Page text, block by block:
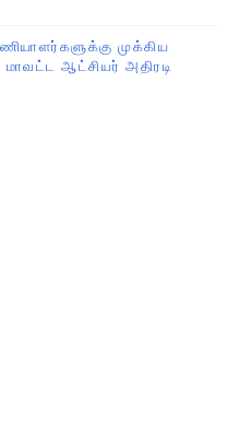
முக்கிய
மாவட்ட ஆட்சியர் அதிரடி